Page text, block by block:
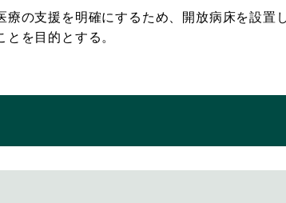
の支援を明確にするため、開放病床を設置
を目的とする。